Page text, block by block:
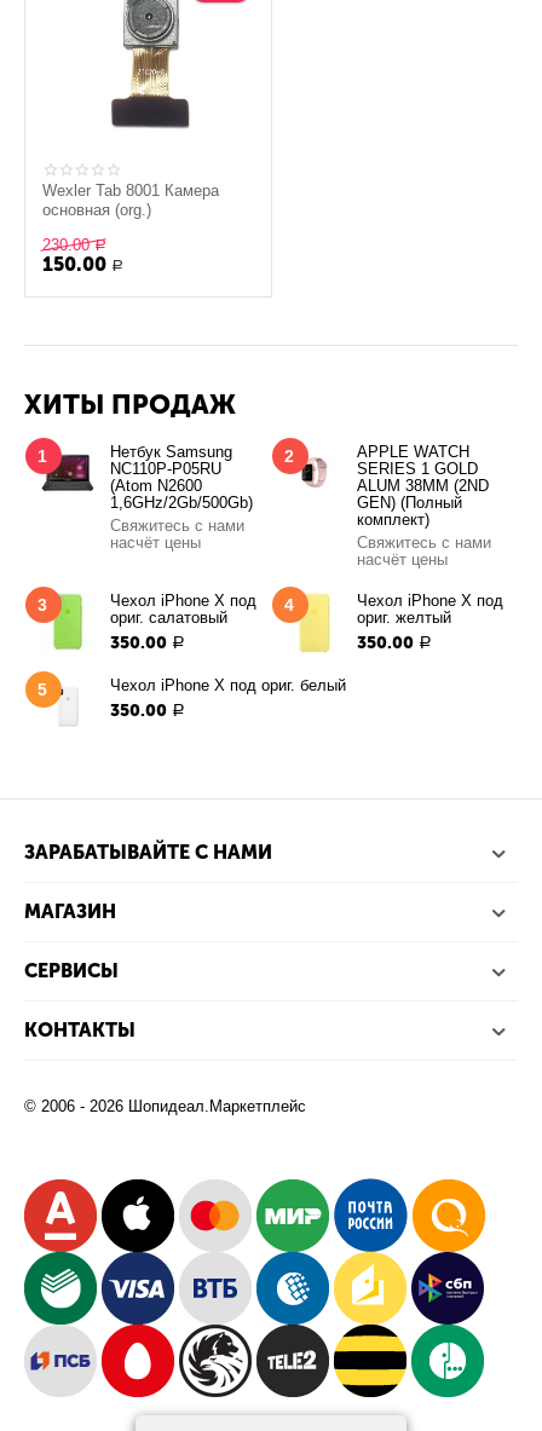
Wexler Tab 8001 Камера
основная (org.)
230.00 Р
150.00 Р
ХИТЫ ПРОДАЖ
1
Нетбук Samsung
NC110P-P05RU
(Atom N2600
1,6GHz/2Gb/500Gb)
Свяжитесь с нами
насчёт цены
2
APPLE WATCH
SERIES 1 GOLD
ALUM 38MM (2ND
GEN) (Полный
комплект)
Свяжитесь с нами
насчёт цены
3
Чехол iPhone X под
ориг. салатовый
350.00 Р
4
Чехол iPhone X под
ориг. желтый
350.00 Р
5 Чехол iPhone X под ориг. белый
350.00 Р
ЗАРАБАТЫВАЙТЕ С НАМИ
МАГАЗИН
СЕРВИСЫ
КОНТАКТЫ
© 2006 - 2026 Шопидеал.Маркетплейс